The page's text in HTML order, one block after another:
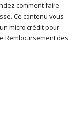
comment faire
Ce contenu vous
micro crédit pour
Remboursement des